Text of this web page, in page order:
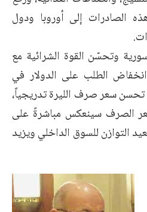
الصادرات إلى أوروبا ودول
وتحسّن القوة الشرائية مع
الطلب على الدولار في
تحسن سعر صرف الليرة تدريجياً،
الصرف سينعكس مباشرةً على
التوازن للسوق الداخلي ويزيد